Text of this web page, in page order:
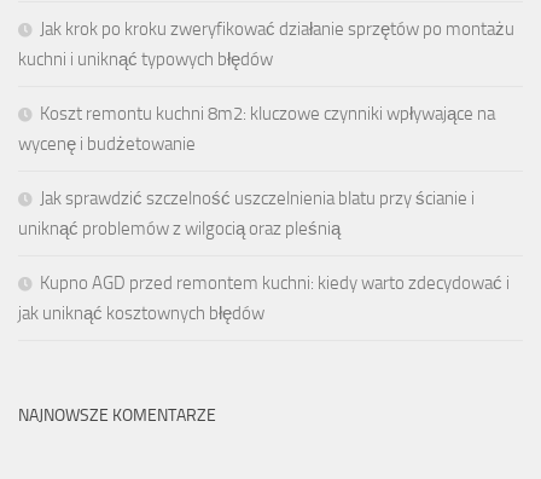
Jak krok po kroku zweryfikować działanie sprzętów po montażu
kuchni i uniknąć typowych błędów
Koszt remontu kuchni 8m2: kluczowe czynniki wpływające na
wycenę i budżetowanie
Jak sprawdzić szczelność uszczelnienia blatu przy ścianie i
uniknąć problemów z wilgocią oraz pleśnią
Kupno AGD przed remontem kuchni: kiedy warto zdecydować i
jak uniknąć kosztownych błędów
NAJNOWSZE KOMENTARZE